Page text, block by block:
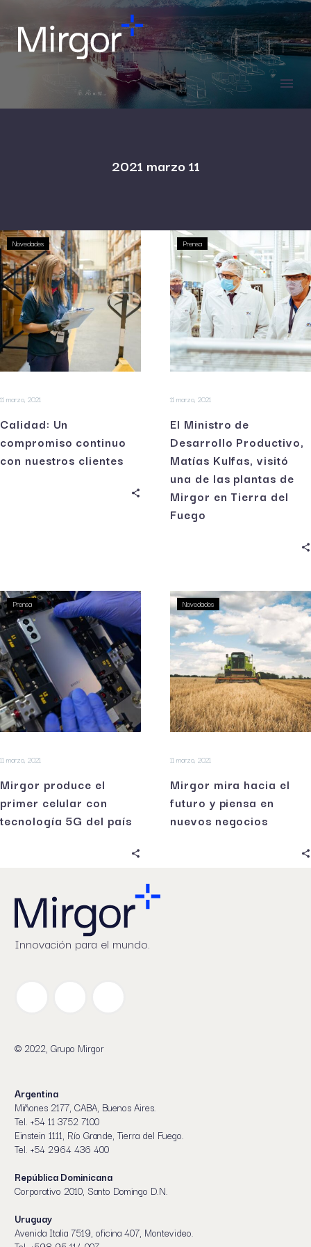
2021 marzo 11
Novedades
11 marzo, 2021
Calidad: Un
compromiso continuo
con nuestros clientes
Prensa
11 marzo, 2021
El Ministro de
Desarrollo Productivo,
Matías Kulfas, visitó
una de las plantas de
Mirgor en Tierra del
Fuego
Prensa
11 marzo, 2021
Mirgor produce el
primer celular con
tecnología 5G del país
Novedades
11 marzo, 2021
Mirgor mira hacia el
futuro y piensa en
nuevos negocios
Innovación para el mundo.
© 2022, Grupo Mirgor
Argentina
Miñones 2177, CABA, Buenos Aires.
Tel. +54 11 3752 7100
Einstein 1111, Río Grande, Tierra del Fuego.
Tel. +54 2964 436 400
República Dominicana
Corporativo 2010, Santo Domingo D.N.
Uruguay
Avenida Italia 7519, oficina 407, Montevideo.